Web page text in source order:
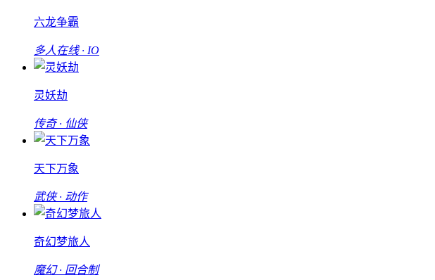
六龙争霸
多人在线 · IO
灵妖劫
传奇 · 仙侠
天下万象
武侠 · 动作
奇幻梦旅人
魔幻 · 回合制